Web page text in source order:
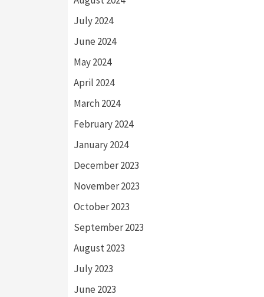
July 2024
June 2024
May 2024
April 2024
March 2024
February 2024
January 2024
December 2023
November 2023
October 2023
September 2023
August 2023
July 2023
June 2023